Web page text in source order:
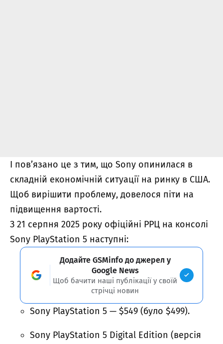
І пов’язано це з тим, що Sony опинилася в
складній економічній ситуації на ринку в США.
Щоб вирішити проблему, довелося піти на
підвищення вартості.
З 21 серпня 2025 року офіційні РРЦ на консолі
Sony PlayStation 5 наступні:
Додайте GSMinfo до джерел у
Google News
Щоб бачити наші публікації у своїй
стрічці новин
Sony PlayStation 5 — $549 (було $499).
Sony PlayStation 5 Digital Edition (версія